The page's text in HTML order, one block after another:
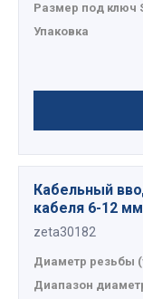
Размер под ключ
Упаковка
Кабельный
кабеля 6-12
zeta30182
Диаметр резьбы
Диапазон